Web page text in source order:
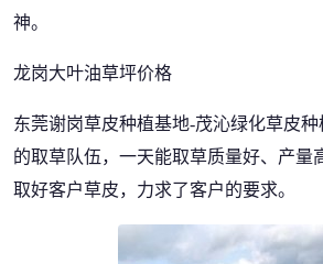
神。
龙岗大叶油草坪价格
东莞谢岗草皮种植基地-茂沁绿化草皮
的取草队伍，一天能取草质量好、产量
取好客户草皮，力求了客户的要求。